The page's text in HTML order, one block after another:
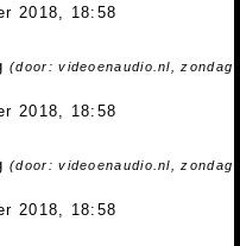
2018, 18:58
(door: videoenaudio.nl, zondag
2018, 18:58
(door: videoenaudio.nl, zondag
2018, 18:58